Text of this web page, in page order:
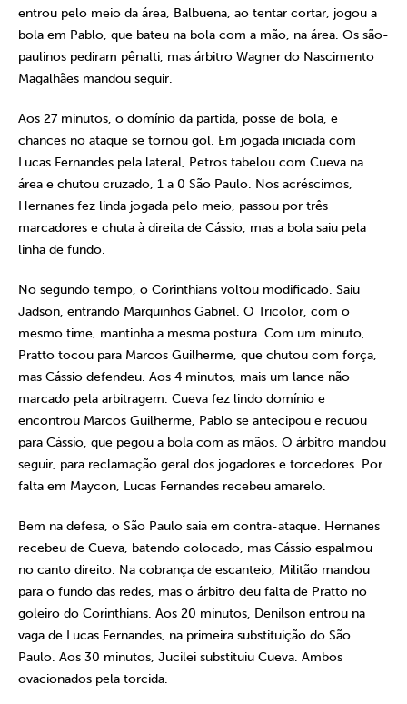
entrou pelo meio da área, Balbuena, ao tentar cortar, jogou a
bola em Pablo, que bateu na bola com a mão, na área. Os são-
paulinos pediram pênalti, mas árbitro Wagner do Nascimento
Magalhães mandou seguir.
Aos 27 minutos, o domínio da partida, posse de bola, e
chances no ataque se tornou gol. Em jogada iniciada com
Lucas Fernandes pela lateral, Petros tabelou com Cueva na
área e chutou cruzado, 1 a 0 São Paulo. Nos acréscimos,
Hernanes fez linda jogada pelo meio, passou por três
marcadores e chuta à direita de Cássio, mas a bola saiu pela
linha de fundo.
No segundo tempo, o Corinthians voltou modificado. Saiu
Jadson, entrando Marquinhos Gabriel. O Tricolor, com o
mesmo time, mantinha a mesma postura. Com um minuto,
Pratto tocou para Marcos Guilherme, que chutou com força,
mas Cássio defendeu. Aos 4 minutos, mais um lance não
marcado pela arbitragem. Cueva fez lindo domínio e
encontrou Marcos Guilherme, Pablo se antecipou e recuou
para Cássio, que pegou a bola com as mãos. O árbitro mandou
seguir, para reclamação geral dos jogadores e torcedores. Por
falta em Maycon, Lucas Fernandes recebeu amarelo.
Bem na defesa, o São Paulo saia em contra-ataque. Hernanes
recebeu de Cueva, batendo colocado, mas Cássio espalmou
no canto direito. Na cobrança de escanteio, Militão mandou
para o fundo das redes, mas o árbitro deu falta de Pratto no
goleiro do Corinthians. Aos 20 minutos, Denílson entrou na
vaga de Lucas Fernandes, na primeira substituição do São
Paulo. Aos 30 minutos, Jucilei substituiu Cueva. Ambos
ovacionados pela torcida.